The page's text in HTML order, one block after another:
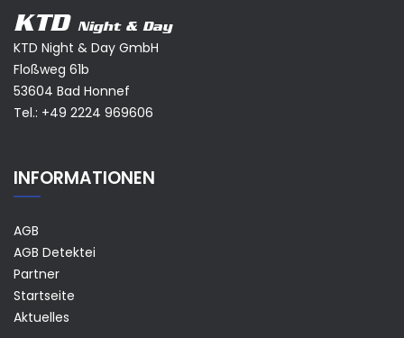
KTD Night & Day
KTD Night & Day GmbH
Floßweg 61b
53604 Bad Honnef
Tel.: +49 2224 969606
INFORMATIONEN
AGB
AGB Detektei
Partner
Startseite
Aktuelles